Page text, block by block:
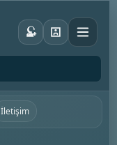
İletişim